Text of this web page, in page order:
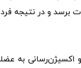
و در نتیجه فرد
اکسیژن‌رسانی به